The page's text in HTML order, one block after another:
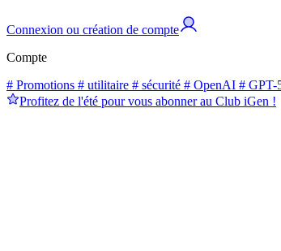
Connexion ou création de compte
Compte
# Promotions # utilitaire # sécurité # OpenAI # GPT-
Profitez de l'été pour vous abonner au Club iGen !